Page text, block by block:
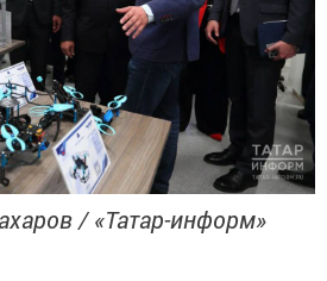
/ «Татар-информ»